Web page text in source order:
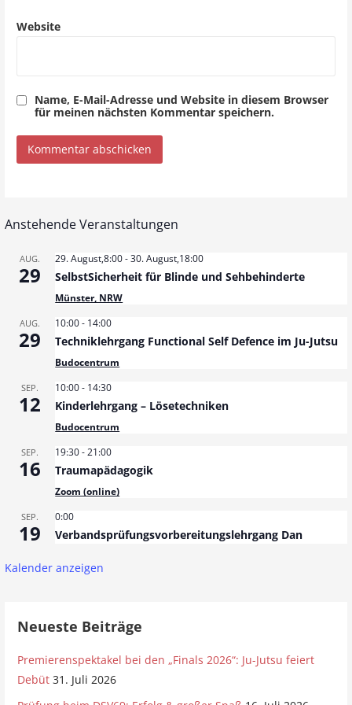
Website
Name, E-Mail-Adresse und Website in diesem Browser
für meinen nächsten Kommentar speichern.
Anstehende Veranstaltungen
AUG.
29
29. August,8:00-30. August,18:00
SelbstSicherheit für Blinde und Sehbehinderte
Münster, NRW
AUG.
29
10:00- 14:00
Techniklehrgang Functional Self Defence im Ju-Jutsu
Budocentrum
SEP.
12
10:00- 14:30
Kinderlehrgang – Lösetechniken
Budocentrum
SEP.
16
19:30-21:00
Traumapädagogik
Zoom (online)
SEP.
19
0:00
Verbandsprüfungsvorbereitungslehrgang Dan
Kalender anzeigen
Neueste Beiträge
Premierenspektakel bei den „Finals 2026“: Ju-Jutsu feiert
Debüt 31. Juli 2026